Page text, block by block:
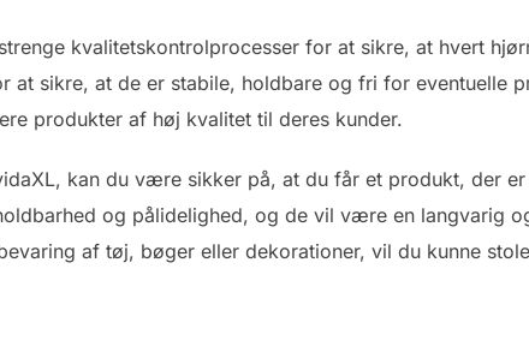
kvalitetskontrolprocesser for at sikre, at hvert
at sikre, at de er stabile, holdbare og fri for eventuelle
produkter af høj kvalitet til deres kunder.
kan du være sikker på, at du får et produkt, der
og pålidelighed, og de vil være en langvarig
af tøj, bøger eller dekorationer, vil du kunne